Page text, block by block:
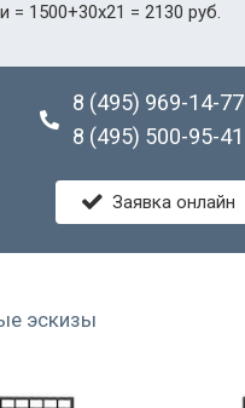
= 1500+30х21 = 2130 руб.
8 (495) 969-14-77
8 (495) 500-95-41
Заявка онлайн
эскизы